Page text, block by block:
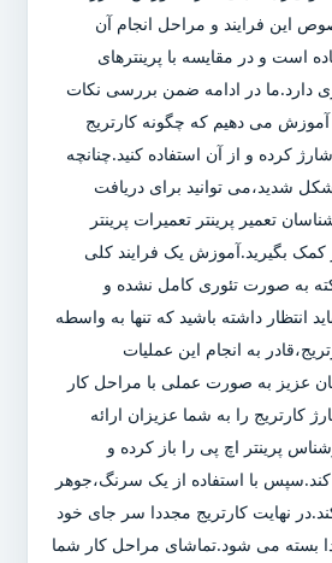
این فرایند و مراحل انجام آن
است و در مقایسه با پرینترهای
دارد.ما در ادامه ضمن بررسی نکات
آموزش می دهیم که چگونه کارتریج
کرده و از آن استفاده کنید.چنانچه
شدید،می توانید برای دریافت
تعمیر پرینتر تعمیرات پرینتر
کمک بگیرید.آموزش یک فرایند کلی
به صورت تئوری کامل نشده و
انتظار داشته باشید که تنها به واسطه
به انجام این عملیات
عزیز به صورت عملی با مراحل کار
کارتریج را به شما عزیزان ارائه
پرینتر اچ پی را باز کرده و
با استفاده از یک سرنگ،جوهر
نهایت کارتریج مجددا سر جای خود
بسته می شود.تماشای مراحل کار شما